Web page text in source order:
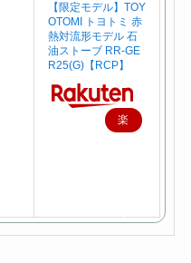
【限定モデル】TOY
OTOMI トヨトミ 赤
熱対流形モデル 石
油ストーブ RR-GE
R25(G)【RCP】
楽
入